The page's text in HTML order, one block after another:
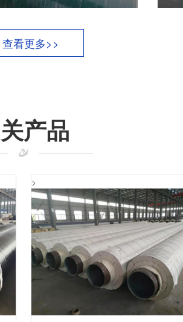
查看更多>>
产品
>